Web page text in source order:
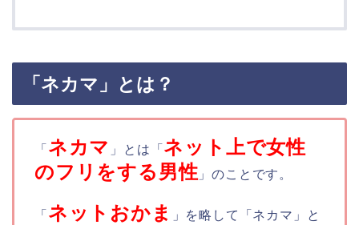
「ネカマ」とは？
「 ネカマ 」とは「 ネット上で女性
のフリをする男性 」のことです。
「 ネットおかま
」を略して「ネカマ」と